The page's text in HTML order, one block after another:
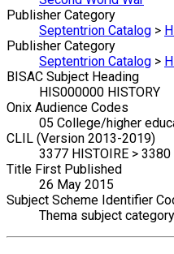
Publisher Category
Septentrion Catalog >
Publisher Category
Septentrion Catalog >
BISAC Subject Heading
HIS000000 HISTORY
Onix Audience Codes
05 College/higher
CLIL (Version 2013-2019)
3377 HISTOIRE >
Title First Published
26 May 2015
Subject Scheme Identifier
Thema subject